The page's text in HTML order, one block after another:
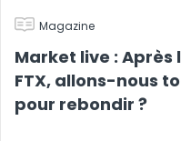
Magazine
Market live : Après
FTX, allons-nous
pour rebondir ?